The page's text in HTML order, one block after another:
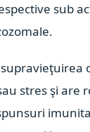
sub
stres şi are